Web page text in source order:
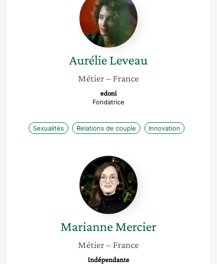
Leveau
AurélieLeveau
Métier– France
edoni
Fondatrice
Sexualités Relations de couple Innovation
Marianne
Mercier
MarianneMercier
Métier– France
Indépendante